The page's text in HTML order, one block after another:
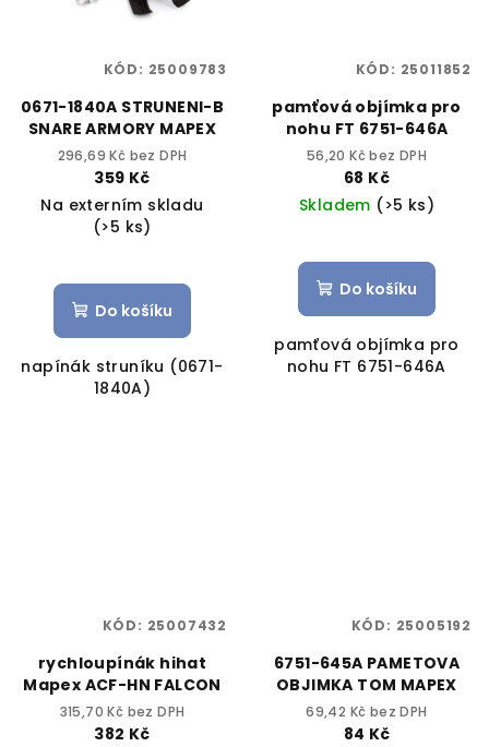
0671-1840A STRUNENI-B
SNARE ARMORY MAPEX
296,69 Kč bez DPH
359 Kč
Na externím skladu
(>5 ks)
Do košíku
napínák struníku (0671-
1840A)
KÓD: 25009783
pamťová objímka pro
nohu FT 6751-646A
56,20 Kč bez DPH
68 Kč
Skladem (>5 ks)
Do košíku
pamťová objímka pro
nohu FT 6751-646A
KÓD: 25011852
rychloupínák hihat
Mapex ACF-HN FALCON
315,70 Kč bez DPH
382 Kč
KÓD: 25007432
6751-645A PAMETOVA
OBJIMKA TOM MAPEX
69,42 Kč bez DPH
84 Kč
KÓD: 25005192